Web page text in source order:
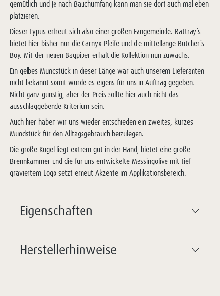
gemütlich und je nach Bauchumfang kann man sie dort auch mal eben
platzieren.
Dieser Typus erfreut sich also einer großen Fangemeinde. Rattray´s
bietet hier bisher nur die Carnyx Pfeife und die mittellange Butcher´s
Boy. Mit der neuen Bagpiper erhält die Kollektion nun Zuwachs.
Ein gelbes Mundstück in dieser Länge war auch unserem Lieferanten
nicht bekannt somit wurde es eigens für uns in Auftrag gegeben.
Nicht ganz günstig, aber der Preis sollte hier auch nicht das
ausschlaggebende Kriterium sein.
Auch hier haben wir uns wieder entschieden ein zweites, kurzes
Mundstück für den Alltagsgebrauch beizulegen.
Die große Kugel liegt extrem gut in der Hand, bietet eine große
Brennkammer und die für uns entwickelte Messingolive mit tief
graviertem Logo setzt erneut Akzente im Applikationsbereich.
Eigenschaften
Herstellerhinweise